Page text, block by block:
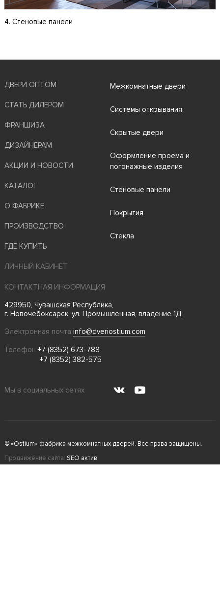
4. Стеновые панели
ДВЕРИ ОПТОМ
СТАТЬ ДИЛЕРОМ
ФРАНШИЗА
ДИЗАЙНЕРАМ
АКЦИИ И НОВОСТИ
КАТАЛОГ
О ФАБРИКЕ
ПРОИЗВОДСТВО
ГДЕ КУПИТЬ
Межкомнатные двери
Системы открывания
Скрытые двери
Оформление проема и
погонажные изделия
Стеновые панели
Покрытия
Стекла
ЛИЧНЫЙ КАБИНЕТ
КОНТАКТНАЯ ИНФОРМАЦИЯ
429950, Чувашская Республика,
г. Новочебоксарск, ул. Промышленная, владение 1Д
Электронная почта info@dveriostium.com
Телефон +7 (8352) 673-788
+7 (8352) 382-575
Мы в социальных сетях
© «Ostium» фабрика межкомнатных дверей. Все права защищены.
Продвижение сайта: SEO актив